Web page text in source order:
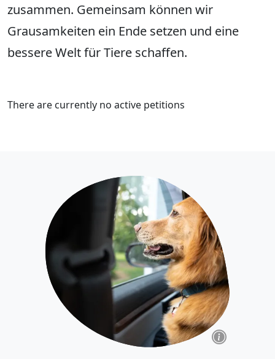
zusammen. Gemeinsam können wir
Grausamkeiten ein Ende setzen und eine
bessere Welt für Tiere schaffen.
There are currently no active petitions